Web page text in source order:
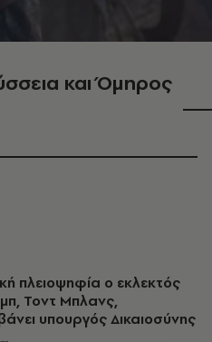
και Όμηρος
πλειοψηφία ο εκλεκτός
Τοντ Μπλανς,
υπουργός Δικαιοσύνης